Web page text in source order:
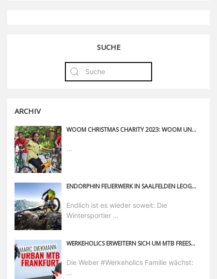
SUCHE
ARCHIV
WOOM CHRISTMAS CHARITY 2023: WOOM UND BREGAL SPENDEN 90.000 EURO FÜR SOS-KINDERDORF IN BANGLADESCH, POLEN UND ÖSTERREICH
...
ENDORPHIN FEUERWERK IN SAALFELDEN LEOGANG – DIE BIKE-SAISON 2018 STEHT IN DEN STARTLÖCHERN
Endlich ist es wieder soweit: Die
Wintersportler ...
WERKEHOLICS ERWEITERN SICH UM MTB FREESTYLER MARC DIEKMANN
Die Weber #Werkeholics Familie wächst:
...